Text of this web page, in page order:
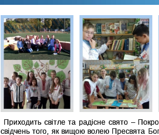
Приходить світле та радісне свято –
свідчень того, як вищою волею Пресвята